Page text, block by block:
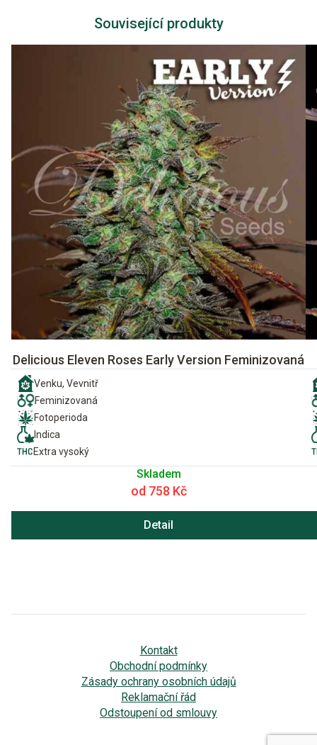
Související produkty
Delicious Eleven Roses Early Version Feminizovaná
Venku, Vevnitř
Feminizovaná
Fotoperioda
Indica
Extra vysoký
Skladem
od 758 Kč
Detail
Kontakt
Obchodní podmínky
Zásady ochrany osobních údajů
Reklamační řád
Odstoupení od smlouvy